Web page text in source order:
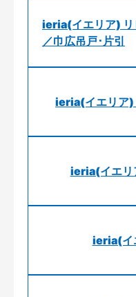
ieria(イエリア) リ
／巾広吊戸･片引
ieria(イエリア)
ieria(イエリ
ieria(イ